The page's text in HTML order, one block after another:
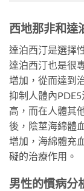
西地那非和達
達泊西汀是選擇
達泊西汀也是很
增加，從而達到
抑制人體內
高，而在人體其
後，陰莖海綿體
增加，海綿體充
礙的治療作用。
男性的慣病分